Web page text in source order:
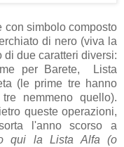
con simbolo composto
di nero (viva la
due caratteri diversi:
per Barete, Lista
(le prime tre hanno
nemmeno quello).
queste operazioni,
l'anno scorso a
qui la Lista Alfa (o